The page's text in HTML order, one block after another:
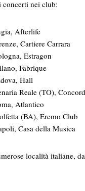
concerti nei club:
Afterlife
Cartiere Carrara
Estragon
Fabrique
Hall
Reale (TO),
Atlantico
(BA), Eremo Club
Casa della Musica
località italiane,